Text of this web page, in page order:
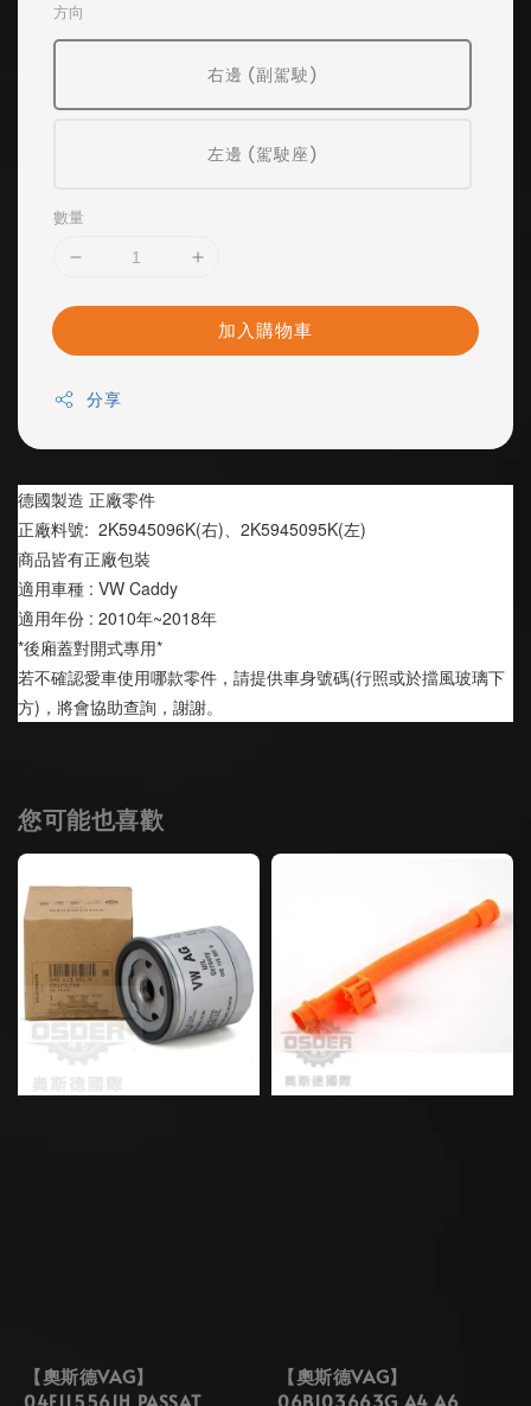
方向
右邊 (副駕駛)
左邊 (駕駛座)
數量
加入購物車
分享
德國製造 正廠零件
正廠料號:  2K5945096K(右)、2K5945095K(左)
商品皆有正廠包裝
適用車種 : VW Caddy
適用年份 : 2010年~2018年
*後廂蓋對開式專用*
若不確認愛車使用哪款零件，請提供車身號碼(行照或於擋風玻璃下
方)，將會協助查詢，謝謝。
您可能也喜歡
【奧斯德VAG】
04E115561H PASSAT
【奧斯德VAG】
06B103663G A4 A6